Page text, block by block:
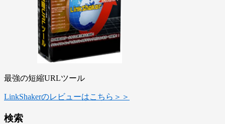
最強の短縮URLツール
LinkShakerのレビューはこちら＞＞
検索